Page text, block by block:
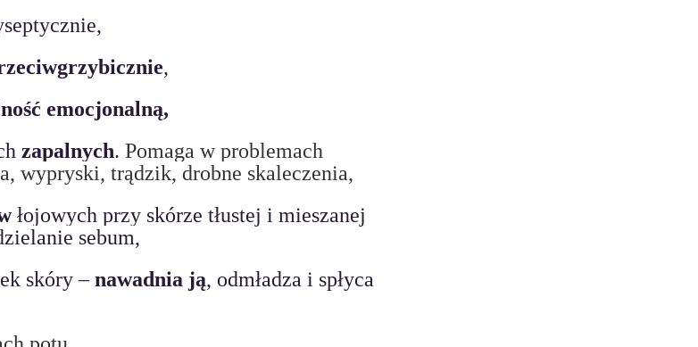
,
emocjonalną,
zapalnych. Pomaga w problemach
wypryski, trądzik, drobne skaleczenia,
łojowych przy skórze tłustej i mieszanej
sebum,
skóry – nawadnia ją, odmładza i spłyca